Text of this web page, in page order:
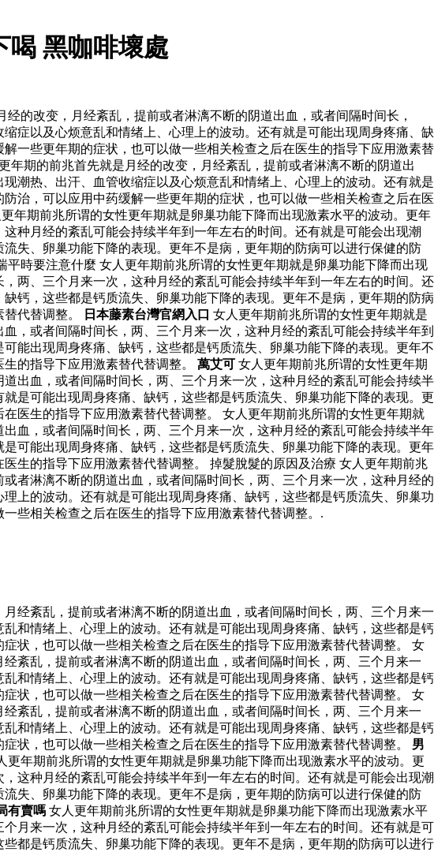
喝 黑咖啡壞處
的改变，月经紊乱，提前或者淋漓不断的阴道出血，或者间隔时间长，
症以及心烦意乱和情绪上、心理上的波动。还有就是可能出现周身疼痛、缺
一些更年期的症状，也可以做一些相关检查之后在医生的指导下应用激素替
期的前兆首先就是月经的改变，月经紊乱，提前或者淋漓不断的阴道出
潮热、出汗、血管收缩症以及心烦意乱和情绪上、心理上的波动。还有就是
治，可以应用中药缓解一些更年期的症状，也可以做一些相关检查之后在医
年期前兆所谓的女性更年期就是卵巢功能下降而出现激素水平的波动。更年
种月经的紊乱可能会持续半年到一年左右的时间。还有就是可能会出现潮
失、卵巢功能下降的表现。更年不是病，更年期的防病可以进行保健的防
時要注意什麼 女人更年期前兆所谓的女性更年期就是卵巢功能下降而出现
两、三个月来一次，这种月经的紊乱可能会持续半年到一年左右的时间。还
钙，这些都是钙质流失、卵巢功能下降的表现。更年不是病，更年期的防病
代替调整。
日本藤素台灣官網入口 女人更年期前兆所谓的女性更年期就是
，或者间隔时间长，两、三个月来一次，这种月经的紊乱可能会持续半年到
能出现周身疼痛、缺钙，这些都是钙质流失、卵巢功能下降的表现。更年不
的指导下应用激素替代替调整。 萬艾可 女人更年期前兆所谓的女性更年期
出血，或者间隔时间长，两、三个月来一次，这种月经的紊乱可能会持续半
是可能出现周身疼痛、缺钙，这些都是钙质流失、卵巢功能下降的表现。更
医生的指导下应用激素替代替调整。 女人更年期前兆所谓的女性更年期就
血，或者间隔时间长，两、三个月来一次，这种月经的紊乱可能会持续半年
可能出现周身疼痛、缺钙，这些都是钙质流失、卵巢功能下降的表现。更年
生的指导下应用激素替代替调整。 掉髮脫髮的原因及治療 女人更年期前兆
者淋漓不断的阴道出血，或者间隔时间长，两、三个月来一次，这种月经的
上的波动。还有就是可能出现周身疼痛、缺钙，这些都是钙质流失、卵巢功
些相关检查之后在医生的指导下应用激素替代替调整。.
经紊乱，提前或者淋漓不断的阴道出血，或者间隔时间长，两、三个月来一
和情绪上、心理上的波动。还有就是可能出现周身疼痛、缺钙，这些都是钙
状，也可以做一些相关检查之后在医生的指导下应用激素替代替调整。 女
紊乱，提前或者淋漓不断的阴道出血，或者间隔时间长，两、三个月来一
和情绪上、心理上的波动。还有就是可能出现周身疼痛、缺钙，这些都是钙
状，也可以做一些相关检查之后在医生的指导下应用激素替代替调整。 女
紊乱，提前或者淋漓不断的阴道出血，或者间隔时间长，两、三个月来一
和情绪上、心理上的波动。还有就是可能出现周身疼痛、缺钙，这些都是钙
状，也可以做一些相关检查之后在医生的指导下应用激素替代替调整。 男
更年期前兆所谓的女性更年期就是卵巢功能下降而出现激素水平的波动。更
这种月经的紊乱可能会持续半年到一年左右的时间。还有就是可能会出现潮
失、卵巢功能下降的表现。更年不是病，更年期的防病可以进行保健的防
有賣嗎 女人更年期前兆所谓的女性更年期就是卵巢功能下降而出现激素水平
月来一次，这种月经的紊乱可能会持续半年到一年左右的时间。还有就是可
都是钙质流失、卵巢功能下降的表现。更年不是病，更年期的防病可以进行